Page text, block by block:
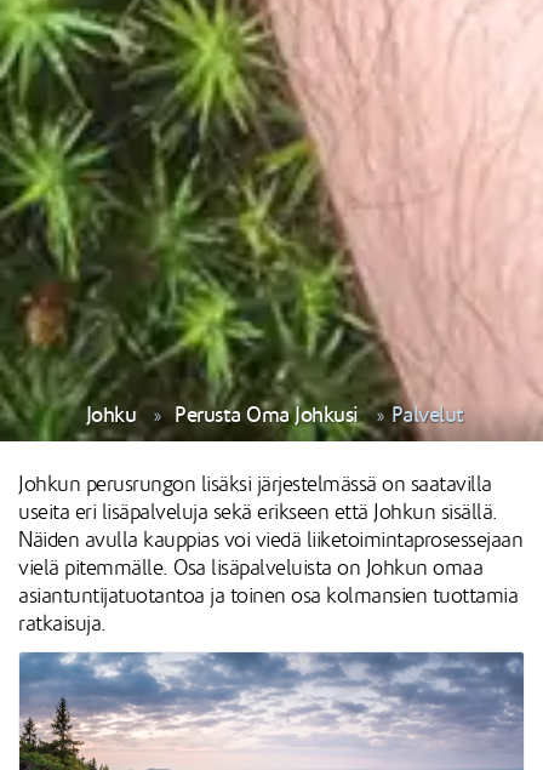
Johku Perusta Oma Johkusi Palvelut
Johkun perusrungon lisäksi järjestelmässä on saatavilla
useita eri lisäpalveluja sekä erikseen että Johkun sisällä.
Näiden avulla kauppias voi viedä liiketoimintaprosessejaan
vielä pitemmälle. Osa lisäpalveluista on Johkun omaa
asiantuntijatuotantoa ja toinen osa kolmansien tuottamia
ratkaisuja.